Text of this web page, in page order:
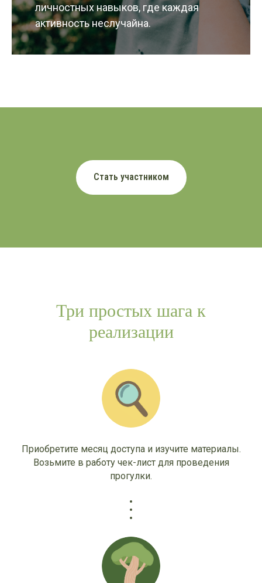
личностных навыков, где каждая
активность неслучайна.
Стать участником
Три простых шага к
реализации
Приобретите месяц доступа и изучите материалы.
Возьмите в работу чек-лист для проведения
прогулки.